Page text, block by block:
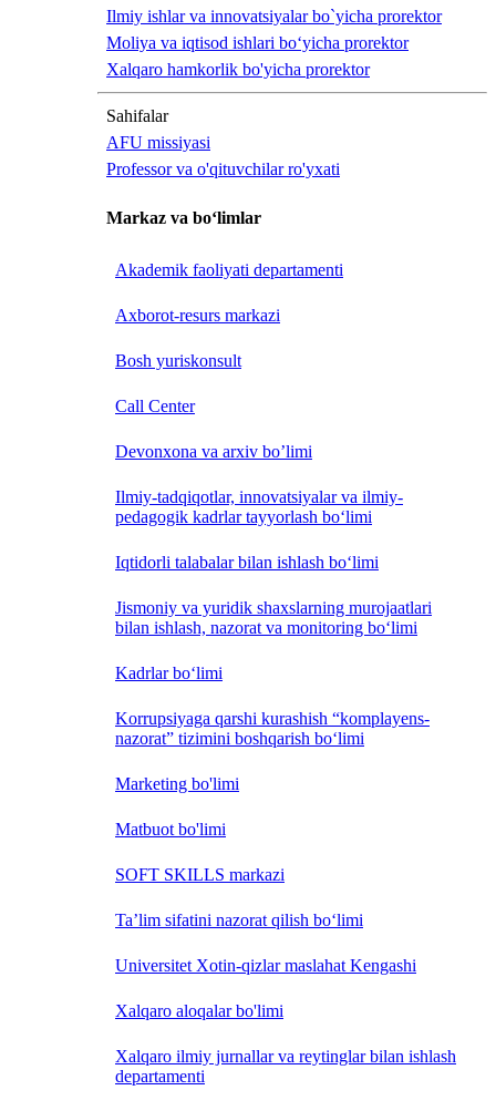
Ilmiy ishlar va innovatsiyalar bo`yicha prorektor
Moliya va iqtisod ishlari bo‘yicha prorektor
Xalqaro hamkorlik bo'yicha prorektor
Sahifalar
AFU missiyasi
Professor va o'qituvchilar ro'yxati
Markaz va bo‘limlar
Akademik faoliyati departamenti
Axborot-resurs markazi
Bosh yuriskonsult
Call Center
Devonxona va arxiv bo’limi
Ilmiy-tadqiqotlar, innovatsiyalar va ilmiy-
pedagogik kadrlar tayyorlash bo‘limi
Iqtidorli talabalar bilan ishlash bo‘limi
Jismoniy va yuridik shaxslarning murojaatlari
bilan ishlash, nazorat va monitoring bo‘limi
Kadrlar bo‘limi
Korrupsiyaga qarshi kurashish “komplayens-
nazorat” tizimini boshqarish bo‘limi
Marketing bo'limi
Matbuot bo'limi
SOFT SKILLS markazi
Ta’lim sifatini nazorat qilish bo‘limi
Universitet Xotin-qizlar maslahat Kengashi
Xalqaro aloqalar bo'limi
Xalqaro ilmiy jurnallar va reytinglar bilan ishlash
departamenti